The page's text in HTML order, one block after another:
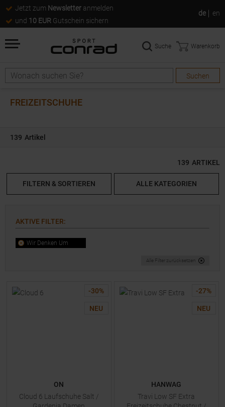
Jetzt zum Newsletter anmelden
und 10 EUR Gutschein sichern
de en
Suche
Suchen
Suche Warenkorb
FREIZEITSCHUHE
139 Artikel
139 ARTIKEL
FILTERN & SORTIEREN ALLE KATEGORIEN
AKTIVE FILTER:
Wir Denken Um
Alle Filter zurücksetzen
-30%
NEU
ON
Cloud 6 Laufschuhe Salt /
-27%
NEU
HANWAG
Travi Low SF Extra